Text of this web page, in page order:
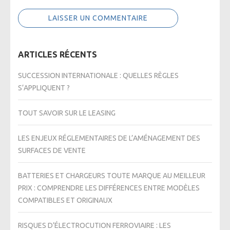
ARTICLES RÉCENTS
SUCCESSION INTERNATIONALE : QUELLES RÈGLES
S’APPLIQUENT ?
TOUT SAVOIR SUR LE LEASING
LES ENJEUX RÉGLEMENTAIRES DE L’AMÉNAGEMENT DES
SURFACES DE VENTE
BATTERIES ET CHARGEURS TOUTE MARQUE AU MEILLEUR
PRIX : COMPRENDRE LES DIFFÉRENCES ENTRE MODÈLES
COMPATIBLES ET ORIGINAUX
RISQUES D’ÉLECTROCUTION FERROVIAIRE : LES